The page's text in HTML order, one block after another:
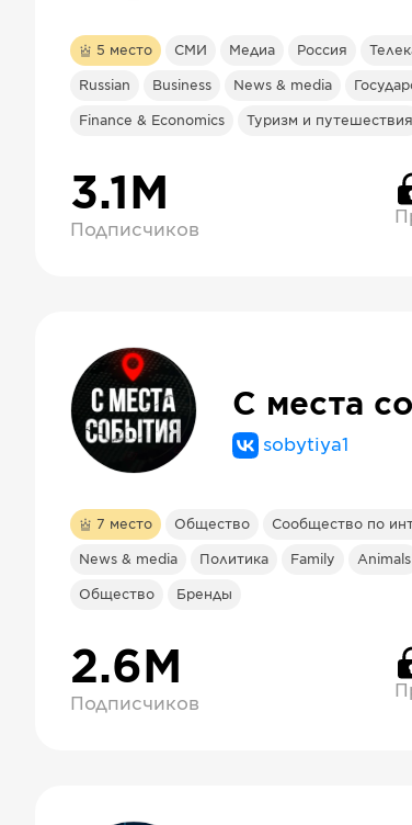
5 место СМИ Медиа Россия
Russian Business News & media
Finance & Economics Туризм и путешествия
3.1М
Подписчиков
C места
sobytiya1
7 место Общество Сообщество по
News & media Политика Family Animals
Общество Бренды
2.6М
Подписчиков